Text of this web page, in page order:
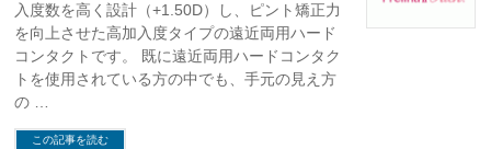
入度数を高く設計（+1.50D）し、ピント矯正力
を向上させた高加入度タイプの遠近両用ハード
コンタクトです。 既に遠近両用ハードコンタク
トを使用されている方の中でも、手元の見え方
の …
この記事を読む